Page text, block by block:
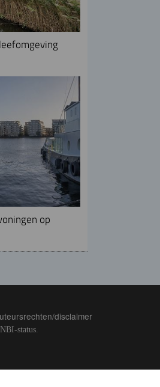
op
disclaimer
status.